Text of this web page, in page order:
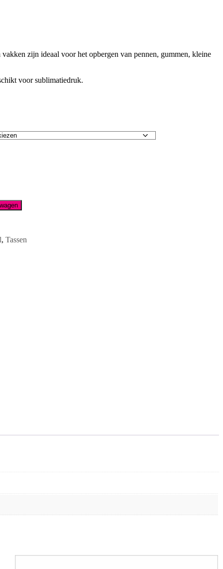
zijn ideaal voor het opbergen van pennen, gummen, kleine
voor sublimatiedruk.
, Tassen